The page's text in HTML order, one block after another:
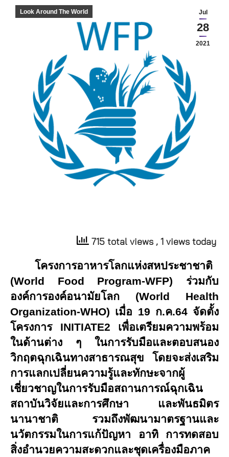
Jul
28
2021
Look Around The World
715 total views , 1 views today
โครงการอาหารโลกแห่งสหประชาชาติ
(World Food Program-WFP) ร่วมกับ
องค์การองค์อนามัยโลก (World Health
Organization-WHO) เมื่อ 19 ก.ค.64 จัดตั้ง
โครงการ INITIATE2 เพื่อเตรียมความพร้อม
ในด้านต่าง ๆ ในการรับมือและตอบสนอง
วิกฤตฉุกเฉินทางสาธารณสุข โดยจะส่งเสริม
การแลกเปลี่ยนความรู้และทักษะจากผู้
เชี่ยวชาญในการรับมือสถานการณ์ฉุกเฉิน
สถาบันวิจัยและการศึกษา และพันธมิตร
นานาชาติ รวมถึงพัฒนามาตรฐานและ
นวัตกรรมในการแก้ปัญหา อาทิ การทดสอบ
สิ่งอำนวยความสะดวกและชุดเครื่องมือภาค